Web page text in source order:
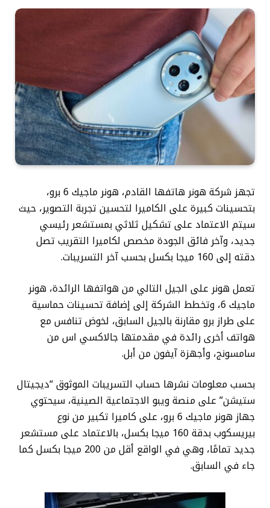
تجهز شركة هونر هاتفها القادم، هونر ماجيك 6 برو،
بتحسينات كبيرة على الكاميرا لتحسين تجربة التصوير، حيث
سيتم الاعتماد على تشكيل ثلاثي بمستشعر رئيسي
جديد، وآخر فائق الجودة مخصص لكاميرا التقريب تصل
دقته إلى 160 ميجا بكسل بحسب آخر التسريبات.
تعمل هونر على الجيل التالي من هواتفها الرائدة، هونر
ماجيك 6، وتخطط الشركة إلى إضافة تحسينات حماسية
على طراز برو مقارنة بالجيل السابق، لخوض تنافس مع
هواتف أخرى رائدة في مقدمتها جالاكسي اس من
سامسونج، وأجهزة آيفون من أبل.
بحسب معلومات نشرها حساب التسريبات الموثوق “ديجيتال
ستيشن” على منصة ويبو الاجتماعية الصينية، سيحتوي
جهاز هونر ماجيك 6 برو، على كاميرا تكبير من نوع
بيريسكوب بدقة 160 ميجا بكسل، بالاعتماد على مستشعر
جديد تمامًا، وهي في الواقع أقل من 200 ميجا بكسل كما
جاء في السابق.